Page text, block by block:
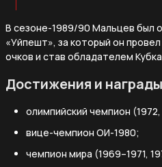
В сезоне-1989/90 Мальцев был
«Уйпешт», за который он
очков и став обладателем
Достижения и награды
олимпийский чемпион
вице-чемпион ОИ-1980;
чемпион мира (1969–1971,